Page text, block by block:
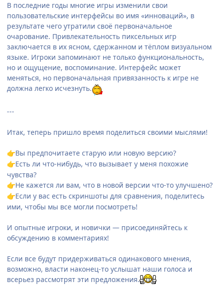
В последние годы многие игры изменили свои
пользовательские интерфейсы во имя «инноваций», в
результате чего утратили своё первоначальное
очарование. Привлекательность пиксельных игр
заключается в их ясном, сдержанном и тёплом визуальном
языке. Игроки запоминают не только функциональность,
но и ощущение, воспоминание. Интерфейс может
меняться, но первоначальная привязанность к игре не
должна легко исчезнуть.
---
Итак, теперь пришло время поделиться своими мыслями!
👉Вы предпочитаете старую или новую версию?
👉Есть ли что-нибудь, что вызывает у меня похожие
чувства?
👉Не кажется ли вам, что в новой версии что-то улучшено?
👉Если у вас есть скриншоты для сравнения, поделитесь
ими, чтобы мы все могли посмотреть!
И опытные игроки, и новички — присоединяйтесь к
обсуждению в комментариях!
Если все будут придерживаться одинакового мнения,
возможно, власти наконец-то услышат наши голоса и
всерьез рассмотрят эти предложения.